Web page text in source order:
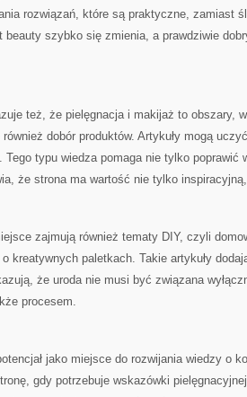
rozwiązań, które są praktyczne, zamiast
beauty szybko się zmienia, a prawdziwie
też, że pielęgnacja i makijaż to obszary,
dobór produktów. Artykuły mogą
Tego typu wiedza pomaga nie tylko poprawić
że strona ma wartość nie tylko
zajmują również tematy DIY, czyli
kreatywnych paletkach. Takie artykuły
że uroda nie musi być związana
procesem.
jako miejsce do rozwijania wiedzy o
gdy potrzebuje wskazówki